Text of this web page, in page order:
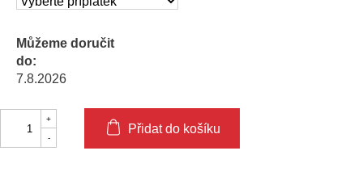
Můžeme doručit
do:
7.8.2026
Přidat do košíku